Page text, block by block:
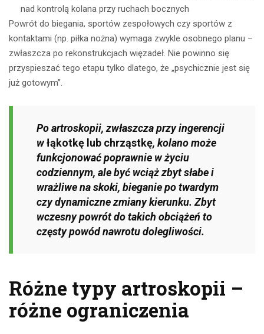
nad kontrolą kolana przy ruchach bocznych
Powrót do biegania, sportów zespołowych czy sportów z
kontaktami (np. piłka nożna) wymaga zwykle osobnego planu –
zwłaszcza po rekonstrukcjach więzadeł. Nie powinno się
przyspieszać tego etapu tylko dlatego, że „psychicznie jest się
już gotowym”.
Po artroskopii, zwłaszcza przy ingerencji
włąkotkę lub chrząstkę, kolano może
funkcjonować poprawnie w życiu
codziennym, ale być wciąż zbyt słabe i
wrażliwe na skoki, bieganie po twardym
czy dynamiczne zmiany kierunku. Zbyt
wczesny powrót do takich obciążeń to
częsty powód nawrotu dolegliwości.
Różne typy artroskopii –
różne ograniczenia